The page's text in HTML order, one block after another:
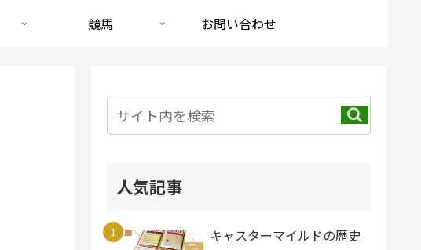
競馬 お問い合わせ
人気記事
キャスターマイルドの歴史